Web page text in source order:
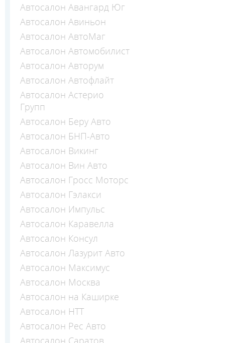
Автосалон Авангард Юг
Автосалон Авиньон
Автосалон АвтоМаг
Автосалон Автомобилист
Автосалон Авторум
Автосалон Автофлайт
Автосалон Астерио
Групп
Автосалон Беру Авто
Автосалон БНП-Авто
Автосалон Викинг
Автосалон Вин Авто
Автосалон Гросс Моторс
Автосалон Гэлакси
Автосалон Импульс
Автосалон Каравелла
Автосалон Консул
Автосалон Лазурит Авто
Автосалон Максимус
Автосалон Москва
Автосалон на Каширке
Автосалон НТТ
Автосалон Рес Авто